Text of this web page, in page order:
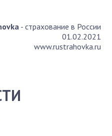
- страхование в России
01.02.2021
www.rustrahovka.ru